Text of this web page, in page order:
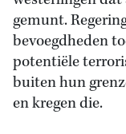
gemunt.
bevoegdheden
potentiële
buiten hun
en kregen die.